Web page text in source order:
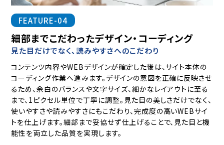
FEATURE-04
細部までこだわったデザイン・コーディング
見た目だけでなく、読みやすさへのこだわり
コンテンツ内容やWEBデザインが確定した後は、サイト本体の
コーディング作業へ進みます。デザインの意図を正確に反映させ
るため、余白のバランスや文字サイズ、細かなレイアウトに至る
まで、1ピクセル単位で丁寧に調整。見た目の美しさだけでなく、
使いやすさや読みやすさにもこだわり、完成度の高いWEBサイ
トを仕上げます。細部まで妥協せず仕上げることで、見た目と機
能性を両立した品質を実現します。